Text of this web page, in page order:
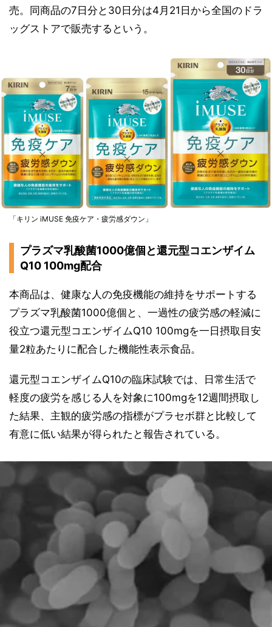
売。同商品の7日分と30日分は4月21日から全国のドラ
ッグストアで販売するという。
「キリン iMUSE 免疫ケア・疲労感ダウン」
プラズマ乳酸菌1000億個と還元型コエンザイム
Q10 100mg配合
本商品は、健康な人の免疫機能の維持をサポートする
プラズマ乳酸菌1000億個と、一過性の疲労感の軽減に
役立つ還元型コエンザイムQ10 100mgを一日摂取目安
量2粒あたりに配合した機能性表示食品。
還元型コエンザイムQ10の臨床試験では、日常生活で
軽度の疲労を感じる人を対象に100mgを12週間摂取し
た結果、主観的疲労感の指標がプラセボ群と比較して
有意に低い結果が得られたと報告されている。